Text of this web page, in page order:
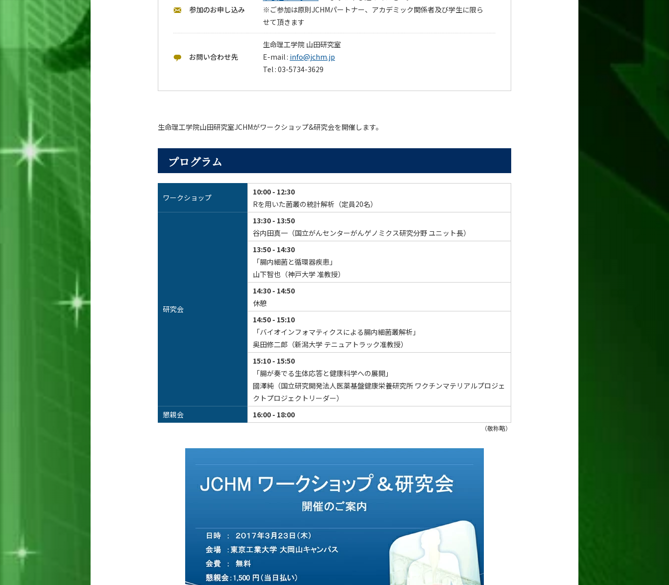
参加のお申し込み
※ご参加は原則JCHMパートナー、アカデミック関係者及び学生に限ら
せて頂きます
お問い合わせ先
生命理工学院 山田研究室
E-mail : info@jchm.jp
Tel : 03-5734-3629
生命理工学院山田研究室JCHMがワークショップ&研究会を開催します。
プログラム
ワークショップ
10:00 - 12:30
Rを用いた菌叢の統計解析（定員20名）
研究会
13:30 - 13:50
谷内田真一（国立がんセンターがんゲノミクス研究分野 ユニット長）
13:50 - 14:30
「腸内細菌と循環器疾患」
山下智也（神戸大学 准教授）
14:30 - 14:50
休憩
14:50 - 15:10
「バイオインフォマティクスによる腸内細菌叢解析」
奥田修二郎（新潟大学 テニュアトラック准教授）
15:10 - 15:50
「腸が奏でる生体応答と健康科学への展開」
國澤純（国立研究開発法人医薬基盤健康栄養研究所 ワクチンマテリアルプロジェ
クトプロジェクトリーダー）
懇親会
16:00 - 18:00
（敬称略）